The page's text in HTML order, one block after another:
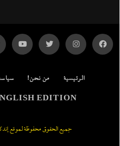
الرئيسية من نحن!
EDITION
جميع الحقوق محفوظة لموقع